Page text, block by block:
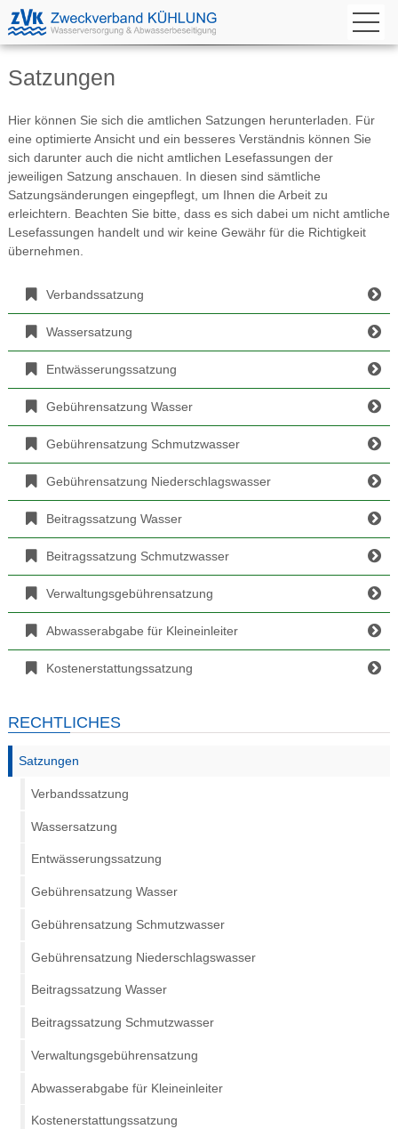
Satzungen
Hier können Sie sich die amtlichen Satzungen herunterladen. Für
eine optimierte Ansicht und ein besseres Verständnis können Sie
sich darunter auch die nicht amtlichen Lesefassungen der
jeweiligen Satzung anschauen. In diesen sind sämtliche
Satzungsänderungen eingepflegt, um Ihnen die Arbeit zu
erleichtern. Beachten Sie bitte, dass es sich dabei um nicht amtliche
Lesefassungen handelt und wir keine Gewähr für die Richtigkeit
übernehmen.
Verbandssatzung
Wassersatzung
Entwässerungssatzung
Gebührensatzung Wasser
Gebührensatzung Schmutzwasser
Gebührensatzung Niederschlagswasser
Beitragssatzung Wasser
Beitragssatzung Schmutzwasser
Verwaltungsgebührensatzung
Abwasserabgabe für Kleineinleiter
Kostenerstattungssatzung
RECHTLICHES
Satzungen
Verbandssatzung
Wassersatzung
Entwässerungssatzung
Gebührensatzung Wasser
Gebührensatzung Schmutzwasser
Gebührensatzung Niederschlagswasser
Beitragssatzung Wasser
Beitragssatzung Schmutzwasser
Verwaltungsgebührensatzung
Abwasserabgabe für Kleineinleiter
Kostenerstattungssatzung